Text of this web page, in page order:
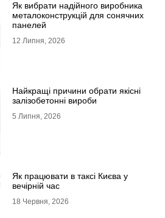
Як вибрати надійного виробника
металоконструкцій для сонячних
панелей
12 Липня, 2026
Найкращі причини обрати якісні
залізобетонні вироби
5 Липня, 2026
Як працювати в таксі Києва у
вечірній час
18 Червня, 2026